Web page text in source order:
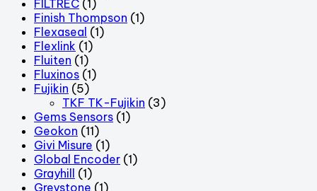
FILTREC (1)
Finish Thompson (1)
Flexaseal (1)
Flexlink (1)
Fluiten (1)
Fluxinos (1)
Fujikin (5)
TKF TK-Fujikin (3)
Gems Sensors (1)
Geokon (11)
Givi Misure (1)
Global Encoder (1)
Grayhill (1)
Greystone (1)